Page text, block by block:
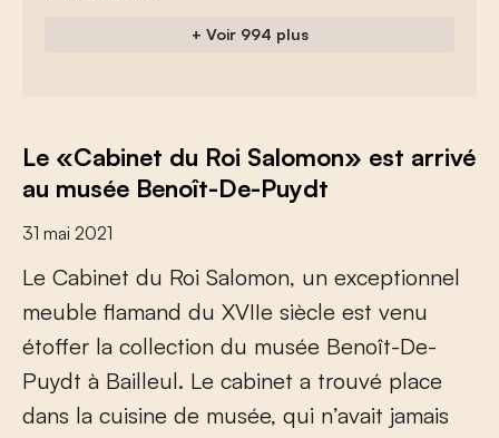
+ Voir 994 plus
Le «Cabinet du Roi Salomon» est arrivé
au musée Benoît-De-Puydt
31 mai 2021
Le Cabinet du Roi Salomon, un exceptionnel
meuble famand du XVIIe siècle est venu
étofer la collection du musée Benoît-De-
Puydt à Bailleul. Le cabinet a trouvé place
dans la cuisine de musée, qui n’avait jamais